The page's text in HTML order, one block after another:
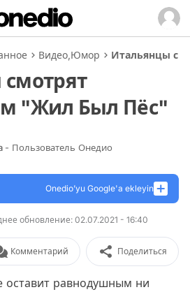
Видео,Юмор Итальянцы
"Жил Был Пёс"
- Пользователь Онедио
Onedio’yu Google'a ekleyin
обновление: 02.07.2021 - 16:40
Комментарий Поделиться
оставит равнодушным ни